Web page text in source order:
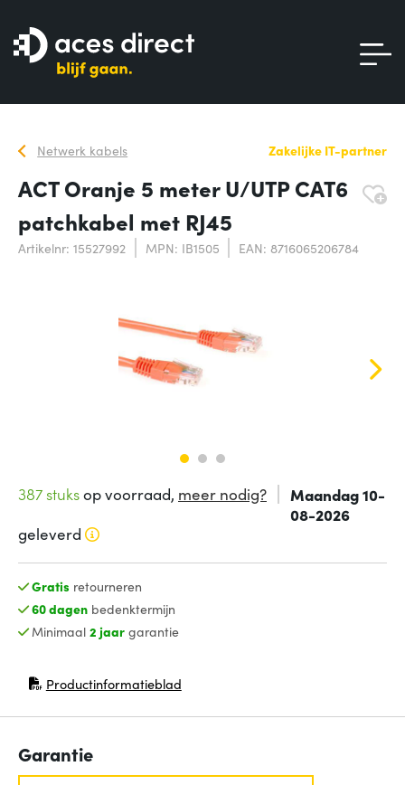
Netwerk kabels Zakelijke IT-partner
ACT Oranje 5 meter U/UTP CAT6
patchkabel met RJ45
Artikelnr: 15527992 MPN: IB1505 EAN: 8716065206784
387 stuksop voorraad, meer nodig?
Maandag 10-
08-2026
geleverd
Gratis retourneren
60 dagenbedenktermijn
Minimaal 2 jaargarantie
Productinformatieblad
(opent in nieuw venster)
Garantie